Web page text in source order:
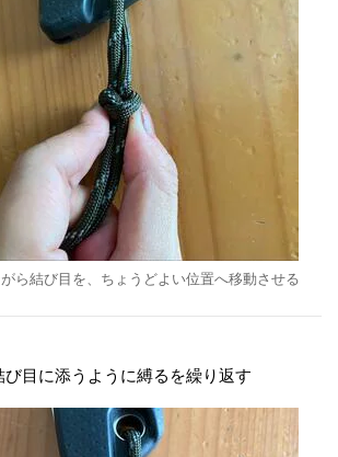
ら結び目を、ちょうどよい位置へ移動させる
目に添うように縛るを繰り返す